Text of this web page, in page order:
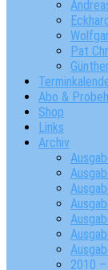
Pat
Abo &
Shop
Links
Archiv
2010